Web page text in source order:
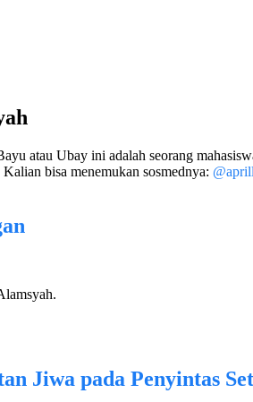
atau Ubay ini adalah seorang
bisa menemukan sosmednya:
Jiwa pada Penyintas